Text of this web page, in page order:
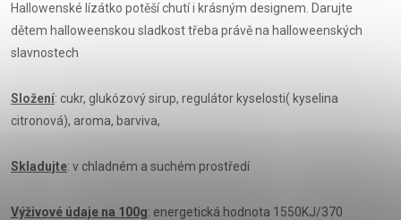
Hallowenské lízátko potěší chutí i krásným designem. Darujte
dětem halloweenskou sladkost třeba právě na halloweenských
slavnostech
Složení: cukr, glukózový sirup, regulátor kyselosti( kyselina
citronová), aroma, barviva,
Skladujte: v chladném a suchém prostředí
Výživové údaje na 100g: energetická hodnota 1550KJ/370